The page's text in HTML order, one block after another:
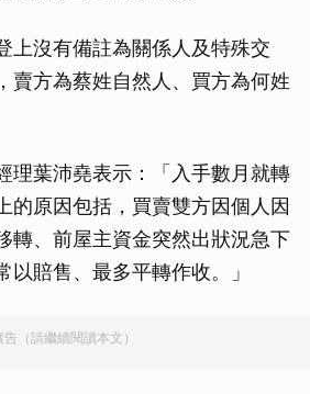
上沒有備註為關係人及特殊交
賣方為蔡姓自然人、買方為何姓
理葉沛堯表示：「入手數月就轉
的原因包括，買賣雙方因個人因
轉、前屋主資金突然出狀況急下
以賠售、最多平轉作收。」
告（請繼續閱讀本文）